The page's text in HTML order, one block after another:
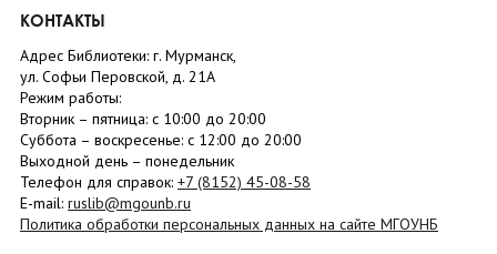
КОНТАКТЫ
Адрес Библиотеки: г. Мурманск,
ул. Софьи Перовской, д. 21А
Режим работы:
Вторник – пятница: с 10:00 до 20:00
Суббота – воскресенье: c 12:00 до 20:00
Выходной день – понедельник
Телефон для справок: +7 (8152) 45-08-58
E-mail: ruslib@mgounb.ru
Политика обработки персональных данных на сайте МГОУНБ